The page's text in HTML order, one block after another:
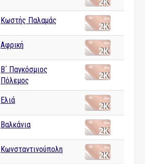
Κωστής Παλαμάς
Αφρική
Β΄ Παγκόσμιος
Πόλεμος
Ελιά
Βαλκάνια
Κωνσταντινούπολη